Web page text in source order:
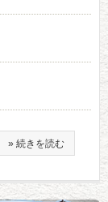
» 続きを読む